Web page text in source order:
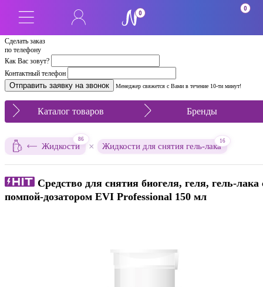
Сделать заказ
по телефону
Как Вас зовут?
Контактный телефон
Менеджер свяжется с Вами в течение 10-ти минут!
0
0
Каталог товаров Бренды
Жидкости
86
× Жидкости для снятия гель-лака
16
Средство для снятия биогеля, геля, гель-лака
помпой-дозатором EVI Professional 150 мл